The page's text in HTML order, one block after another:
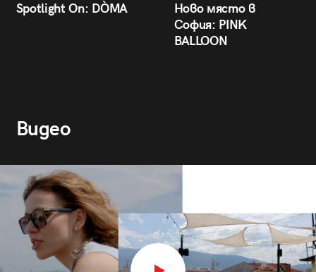
Spotlight On: DÒMA
Ново място в
София: PINK
BALLOON
Видео